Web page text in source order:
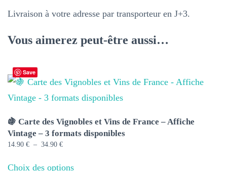
Livraison à votre adresse par transporteur en J+3.
Vous aimerez peut-être aussi…
Save
🍇 Carte des Vignobles et Vins de France – Affiche
Vintage – 3 formats disponibles
14.90 € – 34.90 €Plage
prix :
Choix des options